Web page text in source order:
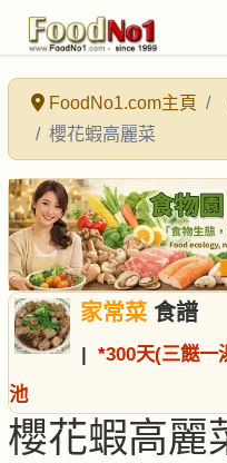
FoodNo1.com主頁
櫻花蝦高麗菜
家常菜食譜
| *300天(三餸一
池
櫻花蝦高麗